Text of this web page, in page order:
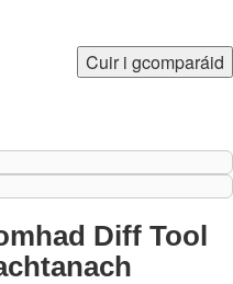
Cuir i gcomparáid
Diff Tool